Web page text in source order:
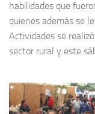
habilidades que
quienes además se
Actividades se
sector rural y este